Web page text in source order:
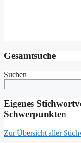
Gesamtsuche
Suchen
Eigenes
Schwerpunkten
Zur Übersicht aller